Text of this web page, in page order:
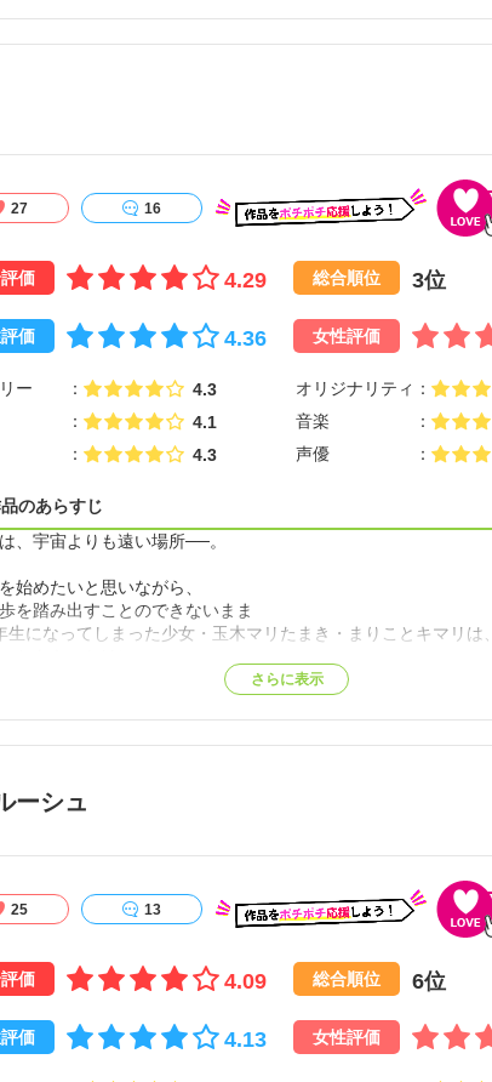
生き延びた、たった一人の兄弟への手紙
働き始めた娘から故郷の両親への手紙
く者から残される者への最期の手紙
27 16
価 4.29 総合順位 3位
価 4.36 女性評価
ー 4.3 オリジナリティ
4.1 音楽
4.3 声優
のあらすじ
、宇宙よりも遠い場所──。
始めたいと思いながら、
を踏み出すことのできないまま
生になってしまった少女・玉木マリたまき・まりことキマリは、
目指す少女・小淵沢報瀬こぶちざわ・しらせと出会う。
きらめようとしない報瀬の姿に心を動かされたキマリは、
に南極を目指すことを誓うのだが……。【公式サイト他参照】
さらに表示
ーシュ
25 13
価 4.09 総合順位 6位
価 4.13 女性評価